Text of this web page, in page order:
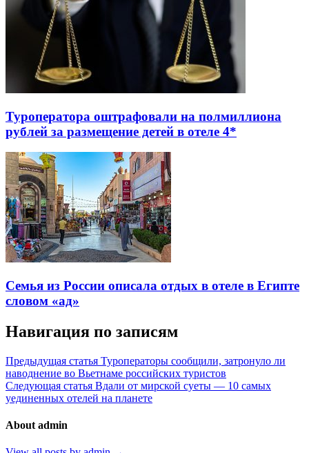
Туроператора оштрафовали на полмиллиона
рублей за размещение детей в отеле 4*
Семья из России описала отдых в отеле в Египте
словом «ад»
Навигация по записям
Предыдущая статья Туроператоры сообщили, затронуло ли
наводнение во Вьетнаме российских туристов
Следующая статья Вдали от мирской суеты — 10 самых
уединенных отелей на планете
About admin